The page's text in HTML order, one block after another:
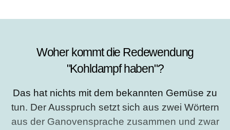
Woher kommt die Redewendung
"Kohldampf haben"?
Das hat nichts mit dem bekannten Gemüse zu
tun. Der Ausspruch setzt sich aus zwei Wörtern
aus der Ganovensprache zusammen und zwar